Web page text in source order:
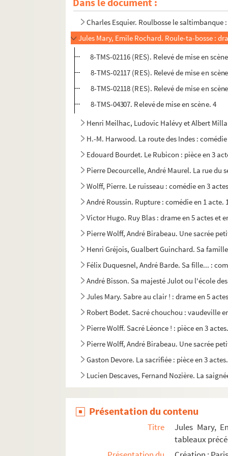
Henri Duvernois. Rouge : comédie en 3
Charles Esquier. Roulbosse le saltimbanque
Jules Mary, Emile Rochard. Roule-ta-bosse :
8-TMS-02116 (RES). Relevé de mise en
8-TMS-02117 (RES). Relevé de mise en
8-TMS-02118 (RES). Relevé de mise en
8-TMS-04307. Relevé de mise en scène. 4
Henri Meilhac, Ludovic Halévy et Albert
H.-M. Harwood. La route des Indes :
Edouard Bourdet. Le Rubicon : pièce en 3
Pierre Decourcelle, André Maurel. La rue du
Wolff, Pierre. Le ruisseau : comédie en 3
André Roussin. Rupture : comédie en 1 acte.
Victor Hugo. Ruy Blas : drame en 5 actes et
Pierre Wolff, André Birabeau. Une sacrée
Henri Gréjois, Gualbert Guinchard. Sa
Félix Duquesnel, André Barde. Sa fille... :
André Bisson. Sa majesté Julot ou l'école
Jules Mary. Sabre au clair ! : drame en 5
Robert Bodet. Sacré chouchou : vaudeville
Pierre Wolff. Sacré Léonce ! : pièce en 3
Pierre Wolff, André Birabeau. Une sacrée
Gaston Devore. La sacrifiée : pièce en 3
Lucien Descaves, Fernand Nozière. La
André Roussin. La sainte famille : pièce en 3
France Darget. Sainte Odile d'Alsace :
Edmond Sée. Saison d'amour : comédie en 3
Présentation du contenu
Titre
Jules Mary,
tableaux